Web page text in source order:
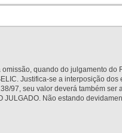
quando do julgamento
Justifica-se a interposição
97, seu valor deverá também ser
Não estando